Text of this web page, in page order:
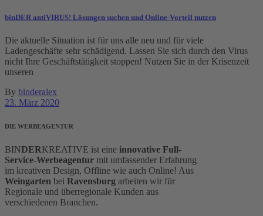
binDER antiVIRUS! Lösungen suchen und Online-Vorteil nutzen
Die aktuelle Situation ist für uns alle neu und für viele
Ladengeschäfte sehr schädigend. Lassen Sie sich durch den Virus
nicht Ihre Geschäftstätigkeit stoppen! Nutzen Sie in der Krisenzeit
unseren
By binderalex
23. März 2020
DIE WERBEAGENTUR
BINDERKREATIVE ist eine innovative Full-
Service-Werbeagentur mit umfassender Erfahrung
im kreativen Design, Offline wie auch Online! Aus
Weingarten bei Ravensburg arbeiten wir für
Regionale und überregionale Kunden aus
verschiedenen Branchen.